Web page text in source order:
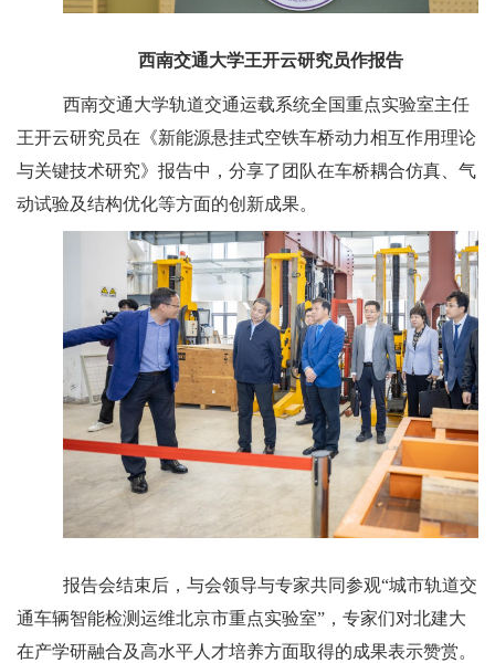
西南交通大学王开云研究员作报告
西南交通大学轨道交通运载系统全国重点实验室主任
王开云研究员在《新能源悬挂式空铁车桥动力相互作用理论
与关键技术研究》报告中，分享了团队在车桥耦合仿真、气
动试验及结构优化等方面的创新成果。
报告会结束后，与会领导与专家共同参观“城市轨道交
通车辆智能检测运维北京市重点实验室”，专家们对北建大
在产学研融合及高水平人才培养方面取得的成果表示赞赏。